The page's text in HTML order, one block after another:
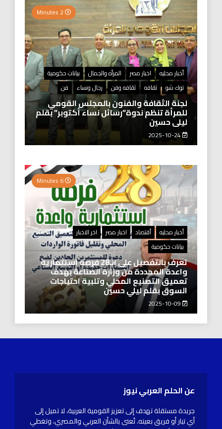
أخبار محليه اخبار مصر المرأه والجمال
بيانات حكومية
توك شو
ثقافه ثقافه وفن رجال ونساء فن
لجنة الثقافة والفنون بالمجلس القومي
للمرأة تنظم ندوة”رسائل نساء أكتوبر” بقلم
ليلى حسين
أخبار محليه أقتصاد اخبار مصر
اخر الاخبار
بيانات حكومية
تعرف بالتفصيل على الـ28 فرصة استثمارية
واعدة المحددة من وزارة الصناعة بهدف
تعميق التصنيع المحلي وتلبية احتياجات
السوق بقلم ليلي حسين
عن الحلم العربي نيوز
جريدة مستقلة تهدف إلى تعزيز القومية العربية، لا تميل إلى
أي تيار أو فريق بعينه. تُعنى بالشأن العربي والمصري، وتغطي